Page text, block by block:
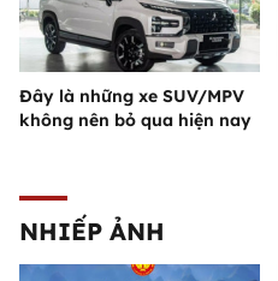
Đây là những xe SUV/MPV
không nên bỏ qua hiện nay
NHIẾP ẢNH